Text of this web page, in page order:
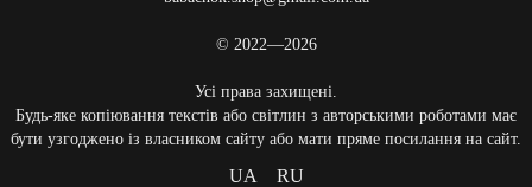
© 2022—2026
Усі права захищені.
Будь-яке копіювання текстів або світлин з авторськими роботами має
бути узгоджено із власником сайту або мати пряме посилання на сайт.
UA RU